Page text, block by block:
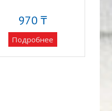
970 ₸
Подробнее